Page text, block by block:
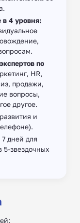
в 4 уровня:
по
HR,
продажи,
вопросы,
другое.
и
дней для
звездочных